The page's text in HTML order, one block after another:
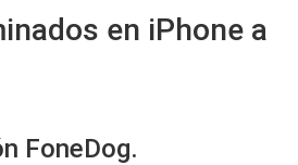
en iPhone a
FoneDog.